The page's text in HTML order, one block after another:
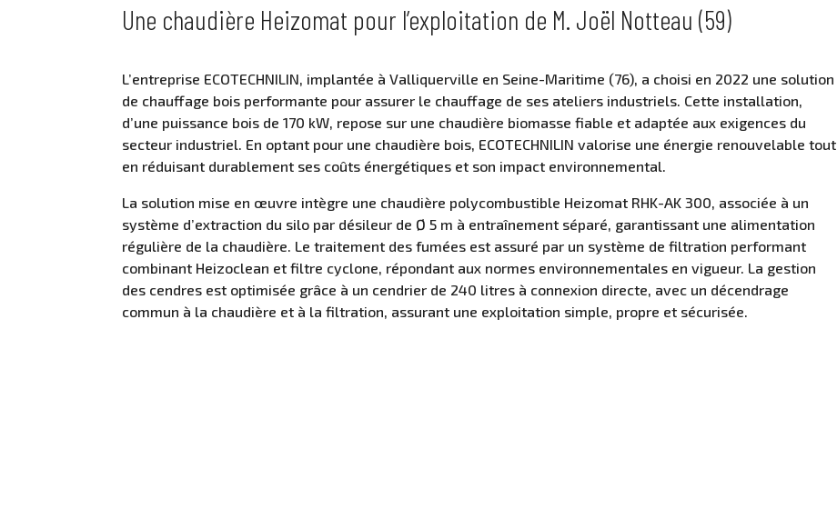
Une chaudière Heizomat pour l’exploitation de M. Joël Notteau (59)
L’entreprise ECOTECHNILIN, implantée à Valliquerville en Seine-Maritime (76), a choisi en 2022 une solution
de chauffage bois performante pour assurer le chauffage de ses ateliers industriels. Cette installation,
d’une puissance bois de 170 kW, repose sur une chaudière biomasse fiable et adaptée aux exigences du
secteur industriel. En optant pour une chaudière bois, ECOTECHNILIN valorise une énergie renouvelable tout
en réduisant durablement ses coûts énergétiques et son impact environnemental.
La solution mise en œuvre intègre une chaudière polycombustible Heizomat RHK-AK 300, associée à un
système d’extraction du silo par désileur de Ø 5 m à entraînement séparé, garantissant une alimentation
régulière de la chaudière. Le traitement des fumées est assuré par un système de filtration performant
combinant Heizoclean et filtre cyclone, répondant aux normes environnementales en vigueur. La gestion
des cendres est optimisée grâce à un cendrier de 240 litres à connexion directe, avec un décendrage
commun à la chaudière et à la filtration, assurant une exploitation simple, propre et sécurisée.